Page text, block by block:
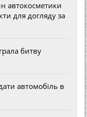
автокосметики
для догляду за
битву
автомобіль в